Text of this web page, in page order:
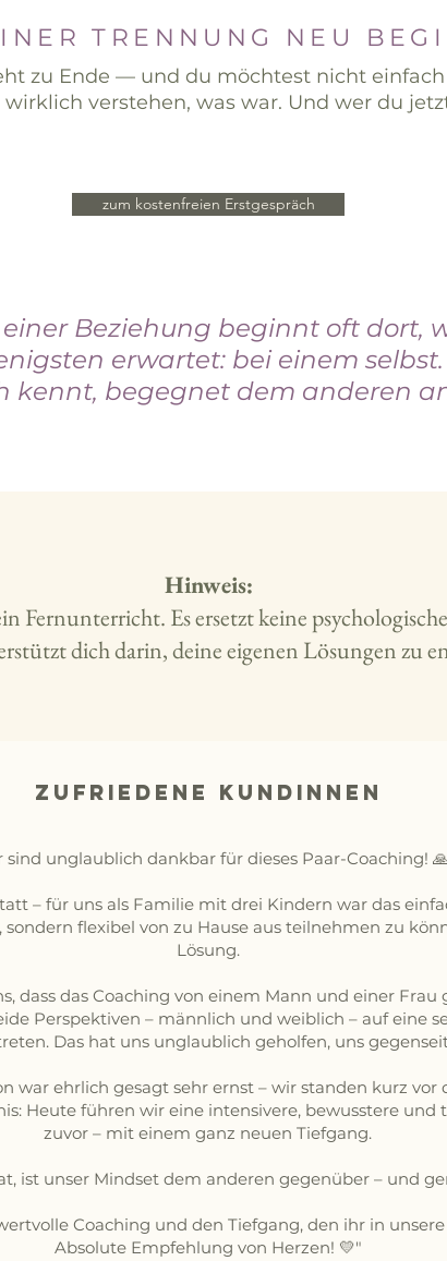
TRENNUNG NEU
zu Ende — und du möchtest nicht
verstehen, was war. Und wer du
zum kostenfreien Erstgespräch
Beziehung beginnt oft dort,
erwartet: bei einem selbst.
kennt, begegnet dem anderen
Hinweis:
Fernunterricht. Es ersetzt keine
dich darin, deine eigenen Lösungen zu
zufriedene Kundinnen
sind unglaublich dankbar für dieses Paar-Coaching! 🙏
– für uns als Familie mit drei Kindern war das
flexibel von zu Hause aus teilnehmen zu
Lösung.
dass das Coaching von einem Mann und einer
Perspektiven – männlich und weiblich – auf eine
Das hat uns unglaublich geholfen, uns
war ehrlich gesagt sehr ernst – wir standen kurz vor
Heute führen wir eine intensivere, bewusstere und
zuvor – mit einem ganz neuen Tiefgang.
ist unser Mindset dem anderen gegenüber – und
Coaching und den Tiefgang, den ihr in
Absolute Empfehlung von Herzen! 💛"